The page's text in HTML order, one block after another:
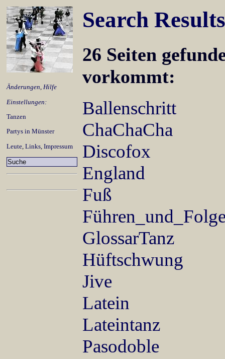
Änderungen, Hilfe
Einstellungen:
Tanzen
Partys in Münster
Leute Links Impressum
Search Results
26 Seiten
vorkommt:
Ballenschritt
ChaChaCha
Discofox
England
Fuß
GlossarTanz
Hüftschwung
Jive
Latein
Lateintanz
Pasodoble